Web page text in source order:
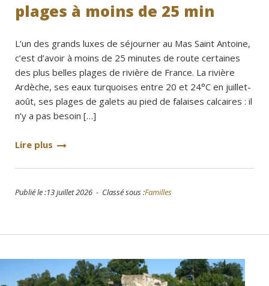
plages à moins de 25 min
L’un des grands luxes de séjourner au Mas Saint Antoine,
c’est d’avoir à moins de 25 minutes de route certaines
des plus belles plages de rivière de France. La rivière
Ardèche, ses eaux turquoises entre 20 et 24°C en juillet-
août, ses plages de galets au pied de falaises calcaires : il
n’y a pas besoin […]
Lire plus
Publié le :13 juillet 2026 - Classé sous :Familles